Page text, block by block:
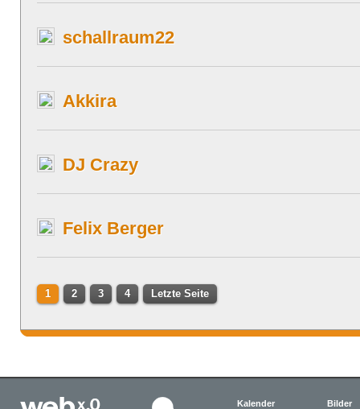
schallraum22
Akkira
DJ Crazy
Felix Berger
1 2 3 4 Letzte Seite
Kalender Bilder